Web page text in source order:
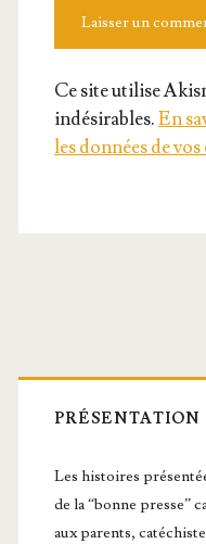
Ce site utilise
indésirables.En
les données de
Barre
latérale
PRÉSENTATION
Les histoires
de la “bonne presse”
aux parents,